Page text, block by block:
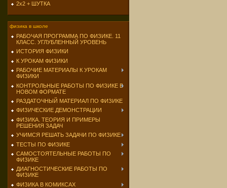
2х2 + ШУТКА
физика в школе
РАБОЧАЯ ПРОГРАММА ПО ФИЗИКЕ. 11
КЛАСС. УГЛУБЛЕННЫЙ УРОВЕНЬ
ИСТОРИЯ ФИЗИКИ
К УРОКАМ ФИЗИКИ
РАБОЧИЕ МАТЕРИАЛЫ К УРОКАМ
ФИЗИКИ
КОНТРОЛЬНЫЕ РАБОТЫ ПО ФИЗИКЕ В
НОВОМ ФОРМАТЕ
РАЗДАТОЧНЫЙ МАТЕРИАЛ ПО ФИЗИКЕ
ФИЗИЧЕСКИЕ ДЕМОНСТРАЦИИ
ФИЗИКА. ТЕОРИЯ И ПРИМЕРЫ
РЕШЕНИЯ ЗАДАЧ
УЧИМСЯ РЕШАТЬ ЗАДАЧИ ПО ФИЗИКЕ
ТЕСТЫ ПО ФИЗИКЕ
САМОСТОЯТЕЛЬНЫЕ РАБОТЫ ПО
ФИЗИКЕ
ДИАГНОСТИЧЕСКИЕ РАБОТЫ ПО
ФИЗИКЕ
ФИЗИКА В КОМИКСАХ